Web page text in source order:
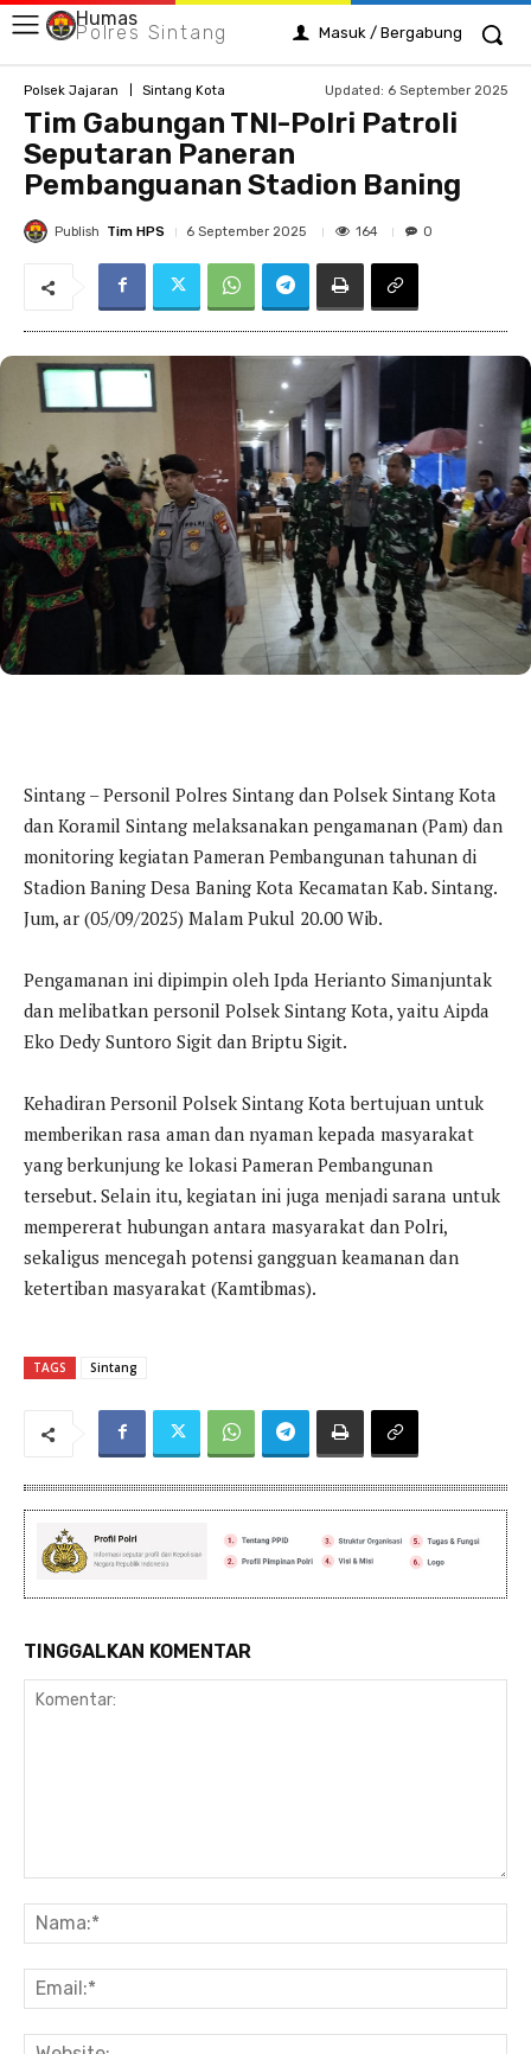
Humas
Polres Sintang Masuk / Bergabung
Polsek Jajaran Sintang Kota Updated: 6 September 2025
Tim Gabungan TNI-Polri Patroli
Seputaran Paneran
Pembanguanan Stadion Baning
Publish Tim HPS 6 September 2025 164 0
Sintang – Personil Polres Sintang dan Polsek Sintang Kota
dan Koramil Sintang melaksanakan pengamanan (Pam) dan
monitoring kegiatan Pameran Pembangunan tahunan di
Stadion Baning Desa Baning Kota Kecamatan Kab. Sintang.
Jum, ar (05/09/2025) Malam Pukul 20.00 Wib.
Pengamanan ini dipimpin oleh Ipda Herianto Simanjuntak
dan melibatkan personil Polsek Sintang Kota, yaitu Aipda
Eko Dedy Suntoro Sigit dan Briptu Sigit.
Kehadiran Personil Polsek Sintang Kota bertujuan untuk
memberikan rasa aman dan nyaman kepada masyarakat
yang berkunjung ke lokasi Pameran Pembangunan
tersebut. Selain itu, kegiatan ini juga menjadi sarana untuk
mempererat hubungan antara masyarakat dan Polri,
sekaligus mencegah potensi gangguan keamanan dan
ketertiban masyarakat (Kamtibmas).
TAGS Sintang
TINGGALKAN KOMENTAR